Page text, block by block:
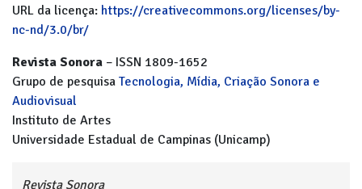
URL da licença: https://creativecommons.org/licenses/by-
nc-nd/3.0/br/
Revista Sonora – ISSN 1809-1652
Grupo de pesquisa Tecnologia, Mídia, Criação Sonora e
Audiovisual
Instituto de Artes
Universidade Estadual de Campinas (Unicamp)
Revista Sonora